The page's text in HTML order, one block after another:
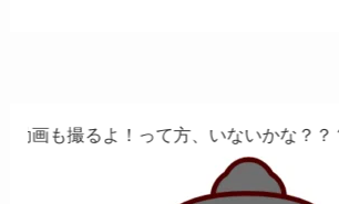
よ！って方、いないかな？？？『ふく